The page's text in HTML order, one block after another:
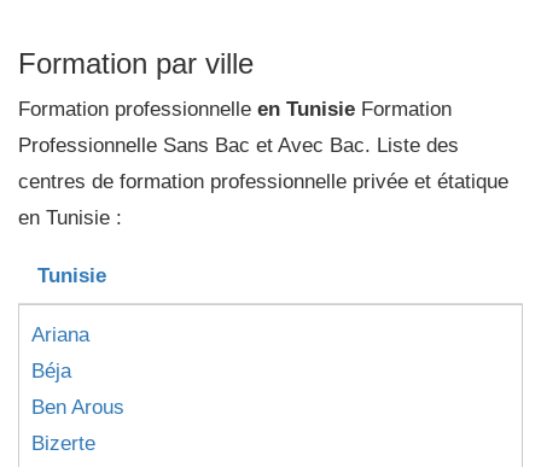
Formation par ville
Formation professionnelle en Tunisie Formation
Professionnelle Sans Bac et Avec Bac. Liste des
centres de formation professionnelle privée et étatique
en Tunisie :
Tunisie
Ariana
Béja
Ben Arous
Bizerte